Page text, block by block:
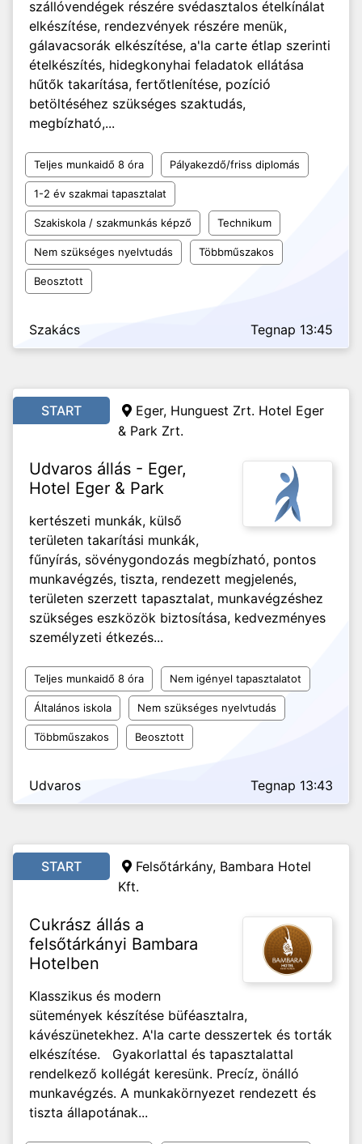
szállóvendégek részére svédasztalos ételkínálat
elkészítése, rendezvények részére menük,
gálavacsorák elkészítése, a'la carte étlap szerinti
ételkészítés, hidegkonyhai feladatok ellátása
hűtők takarítása, fertőtlenítése, pozíció
betöltéséhez szükséges szaktudás,
megbízható,...
Teljes munkaidő 8 óra Pályakezdő/friss diplomás
1-2 év szakmai tapasztalat
Szakiskola / szakmunkás képző Technikum
Nem szükséges nyelvtudás Többműszakos
Beosztott
Szakács Tegnap 13:45
START
Eger, Hunguest Zrt. Hotel Eger
& Park Zrt.
Udvaros állás - Eger,
Hotel Eger & Park
kertészeti munkák, külső
területen takarítási munkák,
fűnyírás, sövénygondozás megbízható, pontos
munkavégzés, tiszta, rendezett megjelenés,
területen szerzett tapasztalat, munkavégzéshez
szükséges eszközök biztosítása, kedvezményes
személyzeti étkezés...
Teljes munkaidő 8 óra Nem igényel tapasztalatot
Általános iskola Nem szükséges nyelvtudás
Többműszakos Beosztott
Udvaros Tegnap 13:43
START
Felsőtárkány, Bambara Hotel
Kft.
Cukrász állás a
felsőtárkányi Bambara
Hotelben
Klasszikus és modern
sütemények készítése büféasztalra,
kávészünetekhez. A'la carte desszertek és torták
elkészítése. Gyakorlattal és tapasztalattal
rendelkező kollégát keresünk. Precíz, önálló
munkavégzés. A munkakörnyezet rendezett és
tiszta állapotának...